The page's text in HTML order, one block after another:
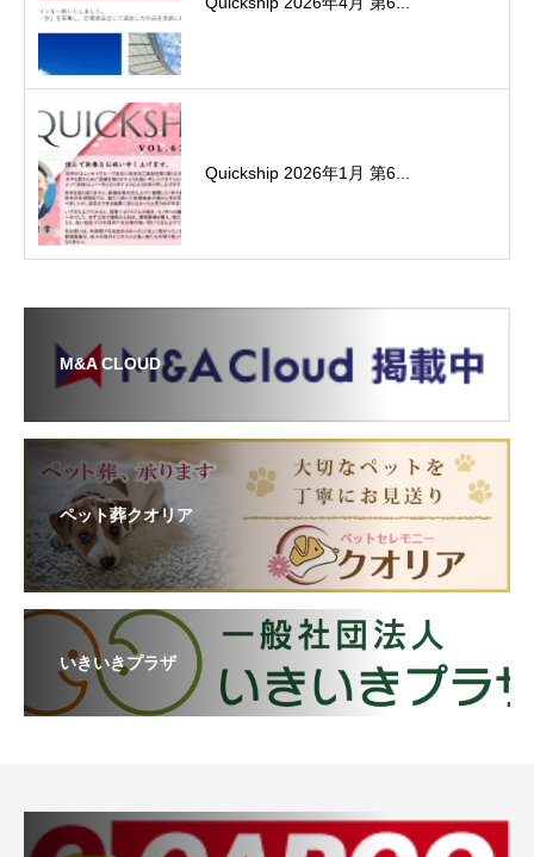
Quickship 2026年1月 第6...
M&A CLOUD
ペット葬クオリア
いきいきプラザ